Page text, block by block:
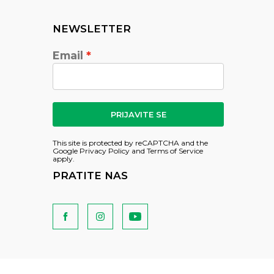
NEWSLETTER
Email
PRIJAVITE SE
This site is protected by reCAPTCHA and the
Google Privacy Policy and Terms of Service
apply.
PRATITE NAS